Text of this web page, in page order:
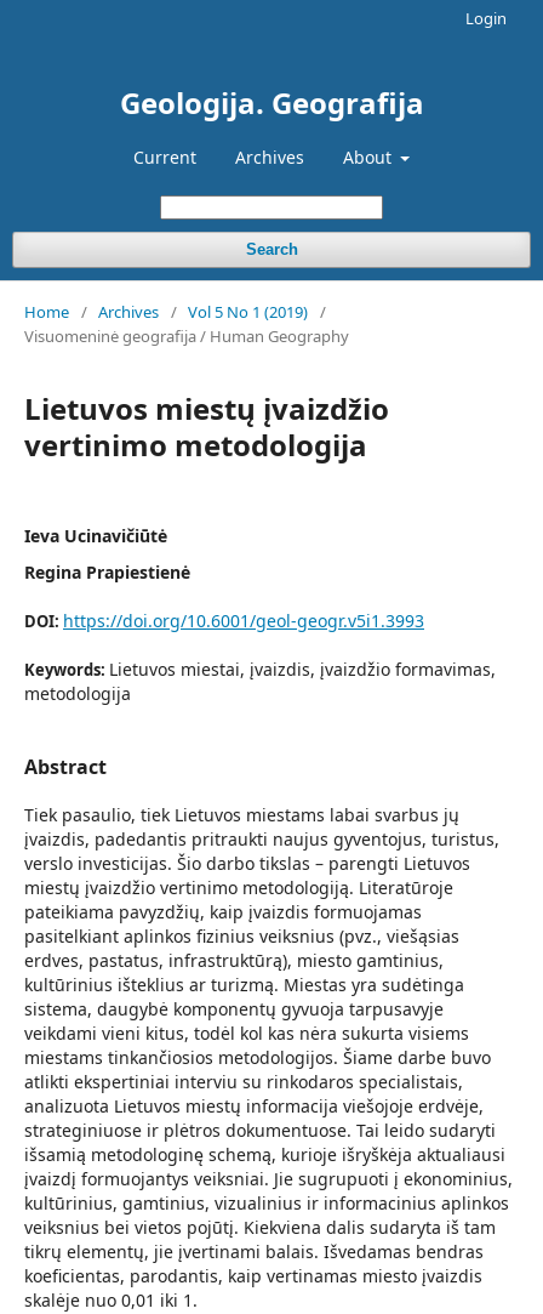
Geologija. Geografija
Current Archives About
Search
Login
Home / Archives / Vol 5 No 1 (2019) /
Visuomeninė geografija / Human Geography
Lietuvos miestų įvaizdžio
vertinimo metodologija
Ieva Ucinavičiūtė
Regina Prapiestienė
DOI: https://doi.org/10.6001/geol-geogr.v5i1.3993
Keywords: Lietuvos miestai, įvaizdis, įvaizdžio formavimas,
metodologija
Abstract
Tiek pasaulio, tiek Lietuvos miestams labai svarbus jų
įvaizdis, padedantis pritraukti naujus gyventojus, turistus,
verslo investicijas. Šio darbo tikslas – parengti Lietuvos
miestų įvaizdžio vertinimo metodologiją. Literatūroje
pateikiama pavyzdžių, kaip įvaizdis formuojamas
pasitelkiant aplinkos fizinius veiksnius (pvz., viešąsias
erdves, pastatus, infrastruktūrą), miesto gamtinius,
kultūrinius išteklius ar turizmą. Miestas yra sudėtinga
sistema, daugybė komponentų gyvuoja tarpusavyje
veikdami vieni kitus, todėl kol kas nėra sukurta visiems
miestams tinkančiosios metodologijos. Šiame darbe buvo
atlikti ekspertiniai interviu su rinkodaros specialistais,
analizuota Lietuvos miestų informacija viešojoje erdvėje,
strateginiuose ir plėtros dokumentuose. Tai leido sudaryti
išsamią metodologinę schemą, kurioje išryškėja aktualiausi
įvaizdį formuojantys veiksniai. Jie sugrupuoti į ekonominius,
kultūrinius, gamtinius, vizualinius ir informacinius aplinkos
veiksnius bei vietos pojūtį. Kiekviena dalis sudaryta iš tam
tikrų elementų, jie įvertinami balais. Išvedamas bendras
koeficientas, parodantis, kaip vertinamas miesto įvaizdis
skalėje nuo 0,01 iki 1.